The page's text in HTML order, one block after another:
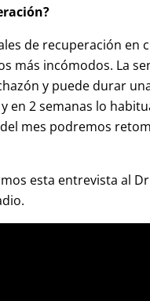
de recuperación en
más incómodos. La
y puede durar
en 2 semanas lo
mes podremos
esta entrevista al